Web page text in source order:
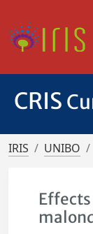
CRIS
IRIS UNIBO